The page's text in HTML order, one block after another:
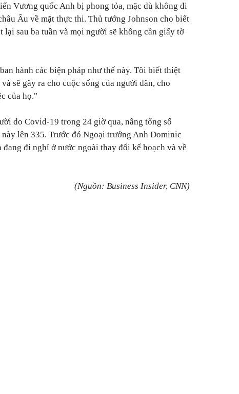
Vương quốc Anh bị phong tỏa, mặc dù không đi
Âu về mặt thực thi. Thủ tướng Johnson cho biết
lại sau ba tuần và mọi người sẽ không cần giấy tờ
hành các biện pháp như thế này. Tôi biết thiệt
sẽ gây ra cho cuộc sống của người dân, cho
của họ."
do Covid-19 trong 24 giờ qua, nâng tổng số
lên 335. Trước đó Ngoại trưởng Anh Dominic
đi nghỉ ở nước ngoài thay đổi kế hoạch và về
(Nguồn: Business Insider, CNN)